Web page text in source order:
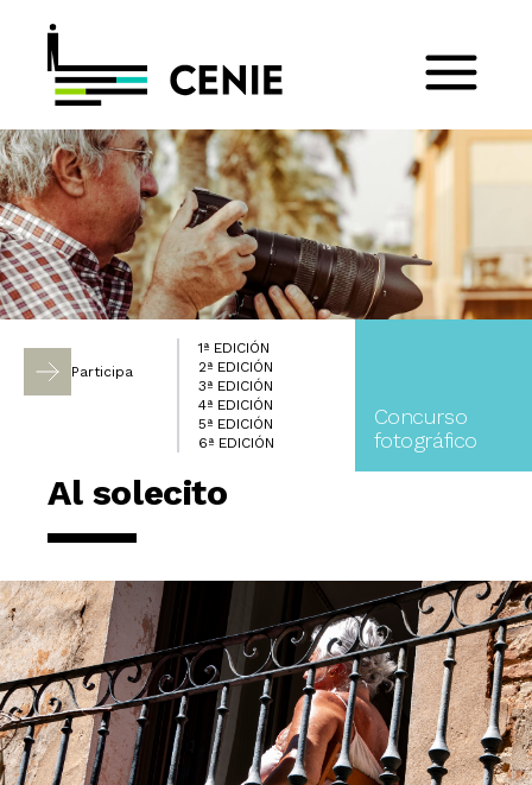
Participa
1ª EDICIÓN
2ª EDICIÓN
3ª EDICIÓN
4ª EDICIÓN
5ª EDICIÓN
6ª EDICIÓN
Concurso
fotográfico
Al solecito